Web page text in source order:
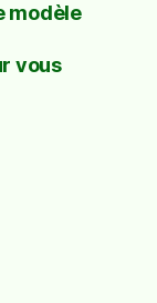
modèle
vous